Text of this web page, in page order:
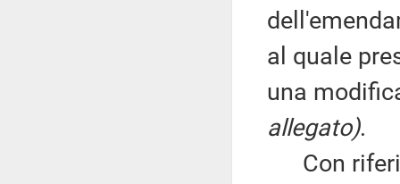
al quale
una
allegato).
Con